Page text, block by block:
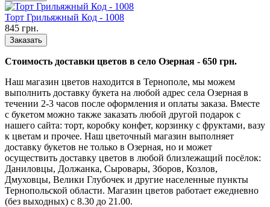
Торт Грильяжный Код - 1008
845 грн.
Заказать
Стоимость доставки цветов в село Озерная - 650 грн.
Наш магазин цветов находится в Тернополе, мы можем
выполнить доставку букета на любой адрес села Озерная в
течении 2-3 часов после оформления и оплаты заказа. Вместе
с букетом можно также заказать любой другой подарок с
нашего сайта: торт, коробку конфет, корзинку с фруктами, вазу
к цветам и прочее. Наш цветочный магазин выполняет
доставку букетов не только в Озерная, но и может
осуществить доставку цветов в любой близлежащий посёлок:
Даниловцы, Должанка, Сыровары, Зборов, Козлов,
Дмуховцы, Велики Глубочек и другие населенные пункты
Тернопольской области. Магазин цветов работает ежедневно
(без выходных) с 8.30 до 21.00.